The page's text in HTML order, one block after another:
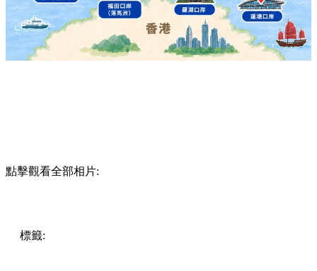
點擊觀看全部相片:
標籤: